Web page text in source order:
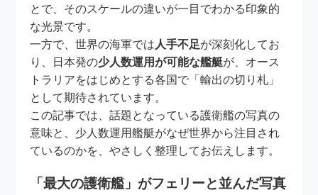
とで、そのスケールの違いが一目でわかる印象的
な光景です。
一方で、世界の海軍では 人手不足が深刻化してお
り、日本発の少人数運用が可能な艦艇が、オース
トラリアをはじめとする各国で「輸出の切り札」
として期待されています。
この記事では、話題となっている護衛艦の写真の
意味と、少人数運用艦艇がなぜ世界から注目され
ているのかを、やさしく整理してお伝えします。
「最大の護衛艦」がフェリーと並んだ写真